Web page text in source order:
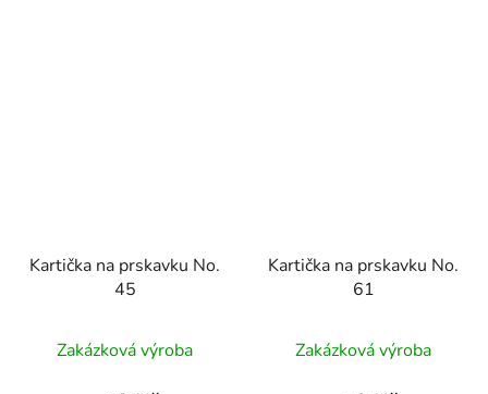
Kartička na prskavku No.
45
Zakázková výroba
Kartička na prskavku No.
61
Zakázková výroba